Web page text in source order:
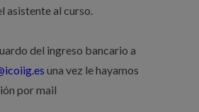
asistente al curso.
del ingreso bancario a
una vez le hayamos
por mail